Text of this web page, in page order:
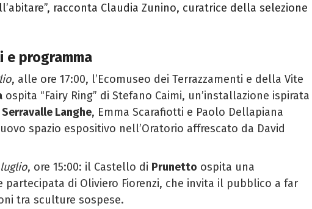
racconta Claudia Zunino, curatrice della selezione
e programma
, alle ore 17:00, l’Ecomuseo dei Terrazzamenti e della Vite
ospita “Fairy Ring” di Stefano Caimi, un’installazione ispirata
Serravalle Langhe, Emma Scarafiotti e Paolo Dellapiana
spazio espositivo nell’Oratorio affrescato da David
, ore 15:00: il Castello di Prunetto ospita una
partecipata di Oliviero Fiorenzi, che invita il pubblico a far
tra sculture sospese.